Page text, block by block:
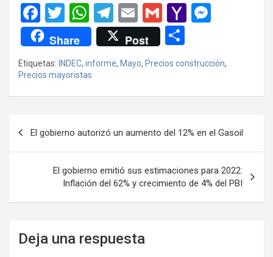
F
a
ce
b
o
k
T
wi
tt
er
W
h
at
s
A
p
T
el
e
gr
a
E
m
ail
G
m
ail
Y
o
o
ail
n
g
Share Post
o
m
p
tir
Etiquetas: INDEC, informe, Mayo, Precios construcción,
Precios mayoristas
entradas
El gobierno autorizó un aumento del 12% en el Gasoil
El gobierno emitió sus estimaciones para 2022:
Inflación del 62% y crecimiento de 4% del PBI
Deja una respuesta